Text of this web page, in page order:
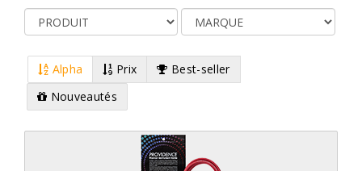
Alpha Prix
Best-seller
Nouveautés